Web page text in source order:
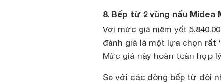
8. Bếp từ 2 vùng nấu Midea
Với mức giá niêm yết
đánh giá là một lựa chọn rất
Mức giá này hoàn toàn hợp
So với các dòng bếp từ đôi